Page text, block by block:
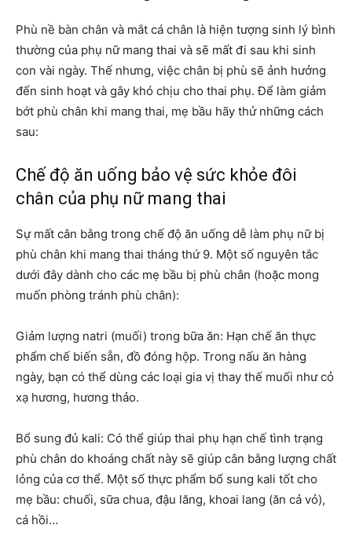
Phù nề bàn chân và mắt cá chân là hiện tượng sinh lý bình
thường của phụ nữ mang thai và sẽ mất đi sau khi sinh
con vài ngày. Thế nhưng, việc chân bị phù sẽ ảnh hưởng
đến sinh hoạt và gây khó chịu cho thai phụ. Để làm giảm
bớt phù chân khi mang thai, mẹ bầu hãy thử những cách
sau:
Chế độ ăn uống bảo vệ sức khỏe đôi
chân của phụ nữ mang thai
Sự mất cân bằng trong chế độ ăn uống dễ làm phụ nữ bị
phù chân khi mang thai tháng thứ 9. Một số nguyên tắc
dưới đây dành cho các mẹ bầu bị phù chân (hoặc mong
muốn phòng tránh phù chân):
Giảm lượng natri (muối) trong bữa ăn: Hạn chế ăn thực
phẩm chế biến sẵn, đồ đóng hộp. Trong nấu ăn hàng
ngày, bạn có thể dùng các loại gia vị thay thế muối như cỏ
xạ hương, hương thảo.
Bổ sung đủ kali: Có thể giúp thai phụ hạn chế tình trạng
phù chân do khoáng chất này sẽ giúp cân bằng lượng chất
lỏng của cơ thể. Một số thực phẩm bổ sung kali tốt cho
mẹ bầu: chuối, sữa chua, đậu lăng, khoai lang (ăn cả vỏ),
cá hồi…